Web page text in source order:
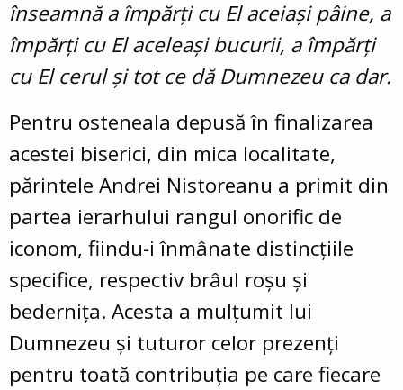
înseamnă a împărți cu El aceiași pâine, a
împărți cu El aceleași bucurii, a împărți
cu El cerul și tot ce dă Dumnezeu ca dar.
Pentru osteneala depusă în finalizarea
acestei biserici, din mica localitate,
părintele Andrei Nistoreanu a primit din
partea ierarhului rangul onorific de
iconom, fiindu-i înmânate distincțiile
specifice, respectiv brâul roșu și
bedernița. Acesta a mulțumit lui
Dumnezeu și tuturor celor prezenți
pentru toată contribuția pe care fiecare